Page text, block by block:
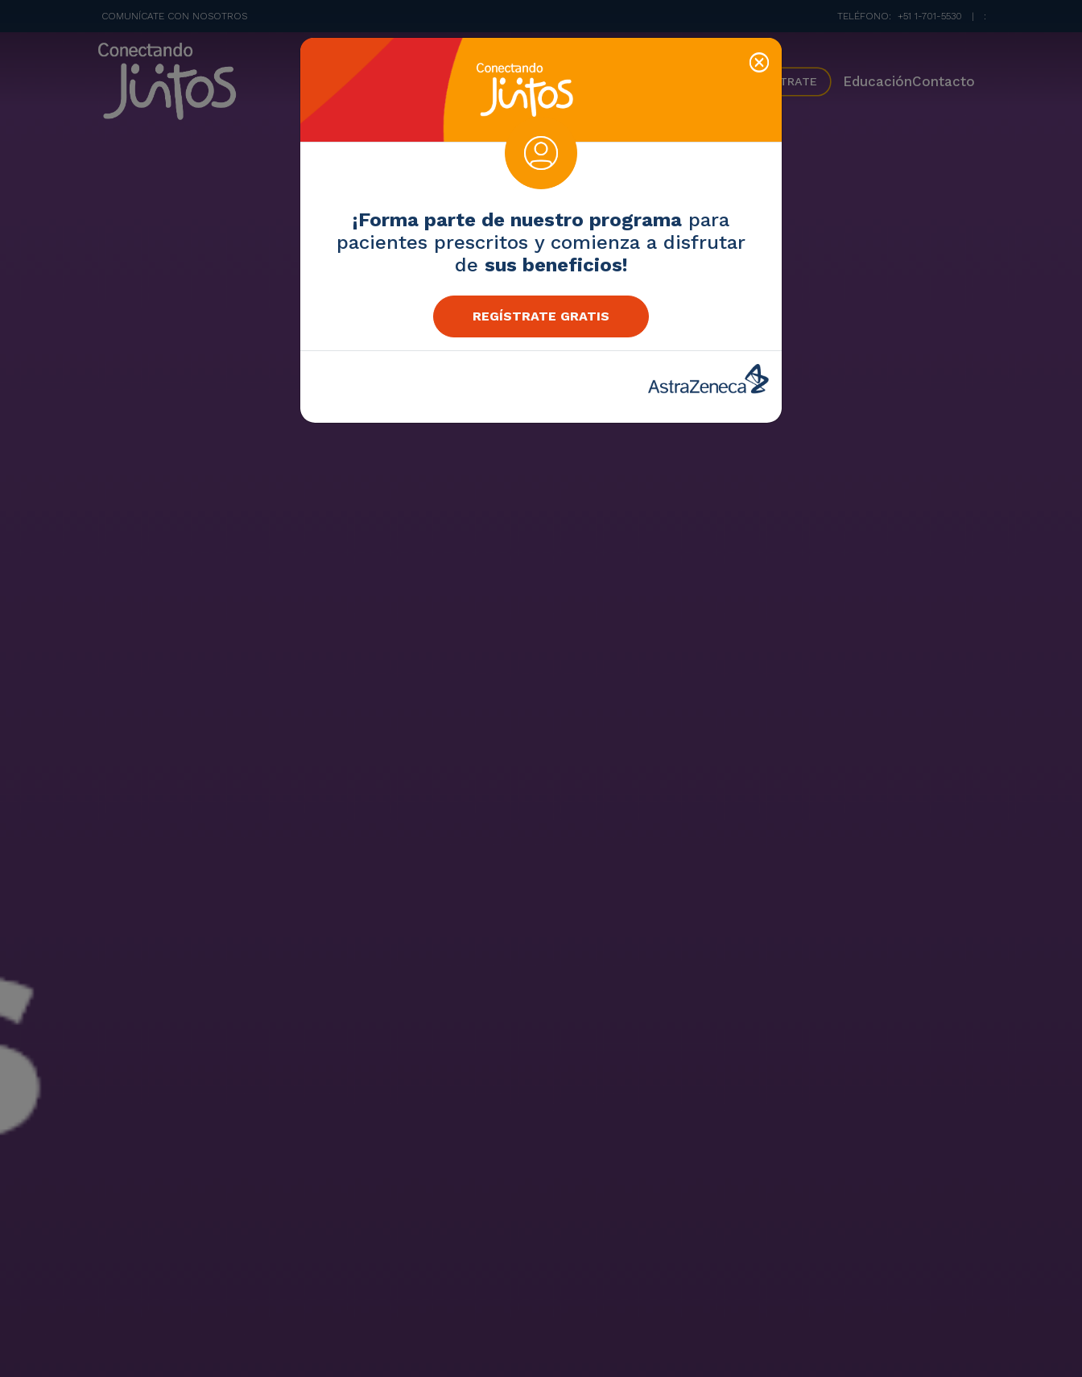
COMUNÍCATE CON NOSOTROS TELÉFONO: +51 1-701-5530 | :
REGÍSTRATE EducaciónContacto
¡Forma parte de nuestro programa para
pacientes prescritos y comienza a disfrutar
de sus beneficios!
REGÍSTRATE GRATIS